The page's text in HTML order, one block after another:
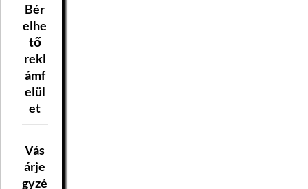
Bér
elhe
tő
rekl
ámf
elül
et
Vás
árje
gyzé